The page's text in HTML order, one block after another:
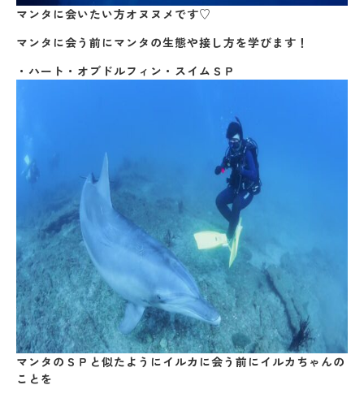
マンタに会いたい方オヌヌメです♡
マンタに会う前にマンタの生態や接し方を学びます！
・ハート・オブドルフィン・スイムＳＰ
マンタのＳＰと似たようにイルカに会う前にイルカちゃんの
ことを